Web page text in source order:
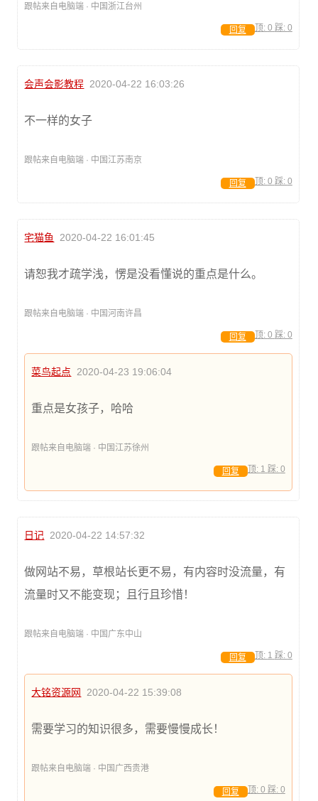
跟帖来自电脑端 · 中国浙江台州
顶: 0 踩: 0
回复
会声会影教程 2020-04-22 16:03:26
不一样的女子
跟帖来自电脑端 · 中国江苏南京
顶: 0 踩: 0
回复
宅猫鱼 2020-04-22 16:01:45
请恕我才疏学浅，愣是没看懂说的重点是什么。
跟帖来自电脑端 · 中国河南许昌
顶: 0 踩: 0
回复
菜鸟起点 2020-04-23 19:06:04
重点是女孩子，哈哈
跟帖来自电脑端 · 中国江苏徐州
顶: 1 踩: 0
回复
日记 2020-04-22 14:57:32
做网站不易，草根站长更不易，有内容时没流量，有
流量时又不能变现；且行且珍惜！
跟帖来自电脑端 · 中国广东中山
顶: 1 踩: 0
回复
大铭资源网 2020-04-22 15:39:08
需要学习的知识很多，需要慢慢成长！
跟帖来自电脑端 · 中国广西贵港
顶: 0 踩: 0
回复